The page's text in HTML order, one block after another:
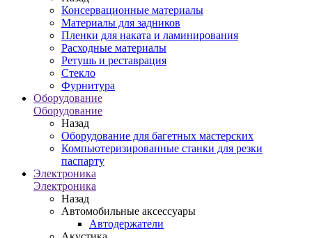
Консервационные материалы
Материалы для задников
Пленки для наката и ламинирования
Расходные материалы
Ретушь и реставрация
Стекло
Фурнитура
Оборудование
Оборудование
Назад
Оборудование для багетных мастерских
Компьютеризированные станки для резки
паспарту
Электроника
Электроника
Назад
Автомобильные аксессуары
Автодержатели